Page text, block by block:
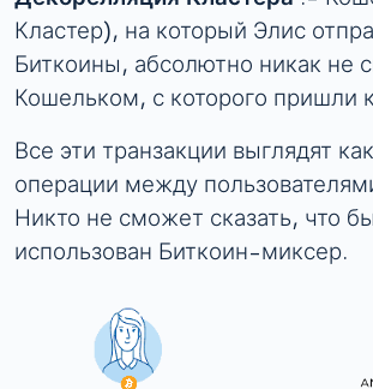
Кластер), на который Элис
Биткоины, абсолютно никак не
Кошельком, с которого пришли
Все эти транзакции выглядят
операции между
Никто не сможет сказать, что
использован Биткоин-миксер.